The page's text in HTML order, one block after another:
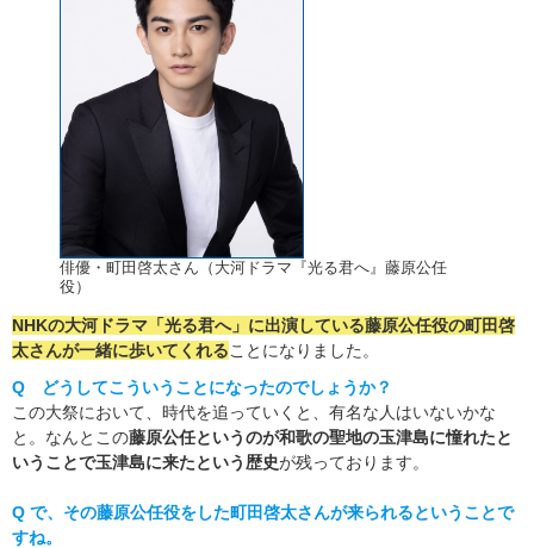
俳優・町田啓太さん（大河ドラマ『光る君へ』藤原公任
役）
NHKの大河ドラマ「光る君へ」に出演している藤原公任役の町田啓
太さんが一緒に歩いてくれることになりました。
Q どうしてこういうことになったのでしょうか？
この大祭において、時代を追っていくと、有名な人はいないかな
と。なんとこの藤原公任というのが和歌の聖地の玉津島に憧れたと
いうことで玉津島に来たという歴史が残っております。
Q で、その藤原公任役をした町田啓太さんが来られるということで
すね。